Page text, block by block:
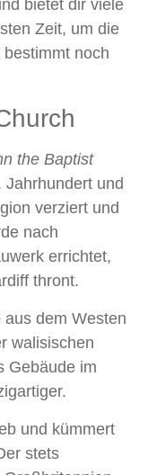
bietet dir viele
Zeit, um die
noch
the Baptist
und
verziert und
nach
errichtet,
thront.
dem Westen
walisischen
Gebäude im
und kümmert
stets